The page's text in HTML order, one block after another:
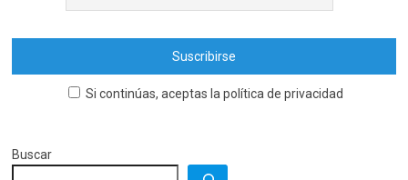
Si continúas, aceptas la política de privacidad
Buscar